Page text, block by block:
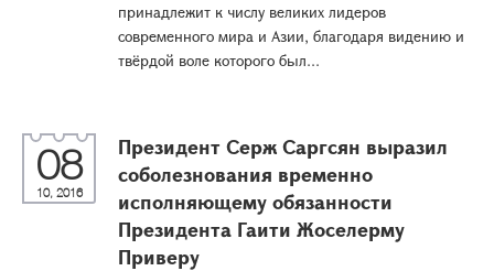
принадлежит к числу великих лидеров
современного мира и Азии, благодаря видению и
твёрдой воле которого был...
08
10, 2016
Президент Серж Саргсян выразил
соболезнования временно
исполняющему обязанности
Президента Гаити Жоселерму
Приверу